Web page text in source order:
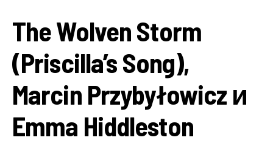
The Wolven Storm
(Priscilla’s Song),
Marcin Przybyłowicz и
Emma Hiddleston